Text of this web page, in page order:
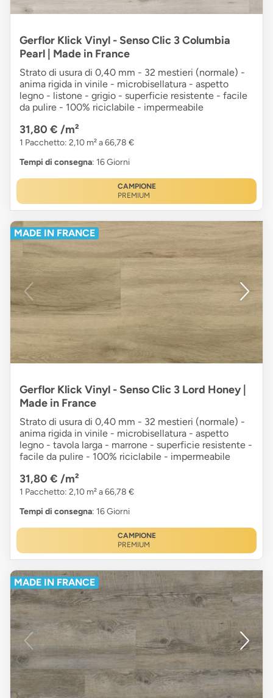
Gerflor Klick Vinyl - Senso Clic 3 Columbia
Pearl | Made in France
Strato di usura di 0,40 mm - 32 mestieri (normale) -
anima rigida in vinile - microbisellatura - aspetto
legno - listone - grigio - superficie resistente - facile
da pulire - 100% riciclabile - impermeabile
31,80 € /m²
1 Pacchetto: 2,10 m² a 66,78 €
Tempi di consegna: 16 Giorni
CAMPIONE
PREMIUM
MADE IN FRANCE
Gerflor Klick Vinyl - Senso Clic 3 Lord Honey |
Made in France
Strato di usura di 0,40 mm - 32 mestieri (normale) -
anima rigida in vinile - microbisellatura - aspetto
legno - tavola larga - marrone - superficie resistente -
facile da pulire - 100% riciclabile - impermeabile
31,80 € /m²
1 Pacchetto: 2,10 m² a 66,78 €
Tempi di consegna: 16 Giorni
CAMPIONE
PREMIUM
MADE IN FRANCE